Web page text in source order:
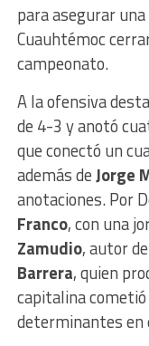
para asegurar
Cuauhtémoc
campeonato.
A la ofensiva
de 4-3 y anotó
que conectó un
además deJorge
anotaciones. Por
Franco, con una
Zamudio, autor
Barrera, quien
capitalina
determinantes en